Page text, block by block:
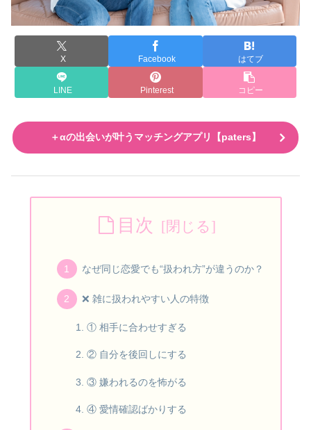
X Facebook はてブ
LINE Pinterest コピー
＋αの出会いが叶うマッチングアプリ【paters】
目次
なぜ同じ恋愛でも“扱われ方”が違うのか？
❌ 雑に扱われやすい人の特徴
① 相手に合わせすぎる
② 自分を後回しにする
③ 嫌われるのを怖がる
④ 愛情確認ばかりする